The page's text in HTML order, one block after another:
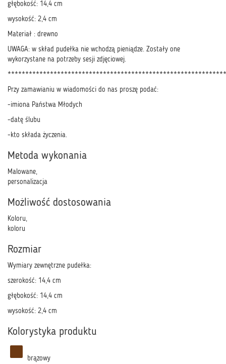
głębokość: 14,4 cm
wysokość: 2,4 cm
Materiał : drewno
UWAGA: w skład pudełka nie wchodzą pieniądze. Zostały one
wykorzystane na potrzeby sesji zdjęciowej.
Przy zamawianiu w wiadomości do nas proszę podać:
-imiona Państwa Młodych
-datę ślubu
-kto składa życzenia.
Metoda wykonania
Malowane,
personalizacja
Możliwość dostosowania
Koloru,
koloru
Rozmiar
Wymiary zewnętrzne pudełka:
szerokość: 14,4 cm
głębokość: 14,4 cm
wysokość: 2,4 cm
Kolorystyka produktu
brązowy